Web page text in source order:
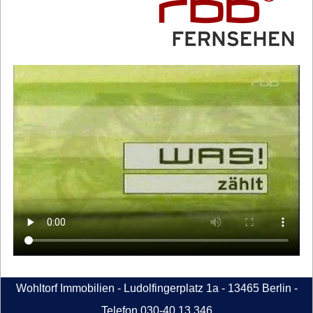
Wohltorf Immobilien - Ludolfingerplatz 1a - 13465 Berlin -